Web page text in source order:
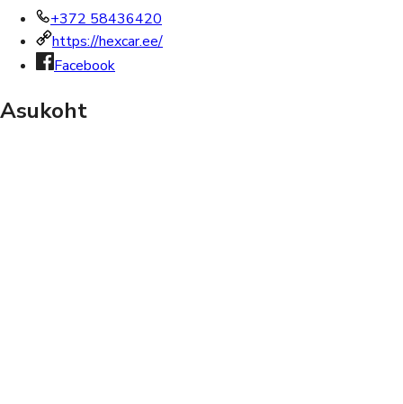
+372 58436420
https://hexcar.ee/
Facebook
Asukoht